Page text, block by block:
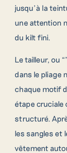
jusqu’à la
une attention
du kilt fini.
Le tailleur, ou
dans le pliage
chaque motif
étape cruciale
structuré.
les sangles et
vêtement